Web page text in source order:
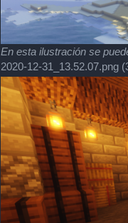
En esta ilustración se
2020-12-31_13.52.07.png